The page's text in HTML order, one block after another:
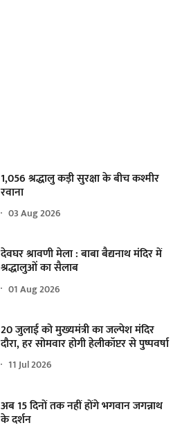
1,056 श्रद्धालु कड़ी सुरक्षा के बीच कश्मीर
रवाना
03 Aug 2026
देवघर श्रावणी मेला : बाबा बैद्यनाथ मंदिर में
श्रद्धालुओं का सैलाब
01 Aug 2026
20 जुलाई को मुख्यमंत्री का जल्पेश मंदिर
दौरा, हर सोमवार होगी हेलीकॉप्टर से पुष्पवर्षा
11 Jul 2026
अब 15 दिनों तक नहीं होंगे भगवान जगन्नाथ
के दर्शन